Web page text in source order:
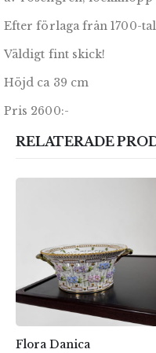
Efter förlaga från 1700-
Väldigt fint skick!
Höjd ca 39 cm
Pris 2600:-
RELATERADE
Flora Danica